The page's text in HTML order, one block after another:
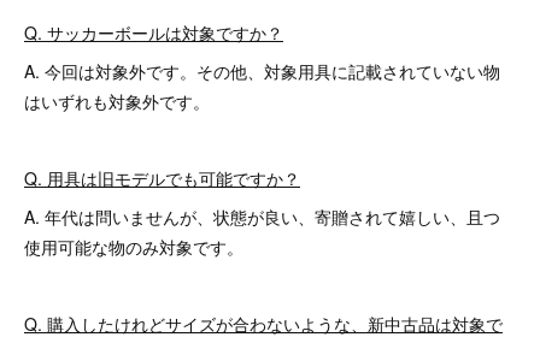
Q. サッカーボールは対象ですか？
A. 今回は対象外です。その他、対象用具に記載されていない物
はいずれも対象外です。
Q. 用具は旧モデルでも可能ですか？
A. 年代は問いませんが、状態が良い、寄贈されて嬉しい、且つ
使用可能な物のみ対象です。
Q. 購入したけれどサイズが合わないような、新中古品は対象で